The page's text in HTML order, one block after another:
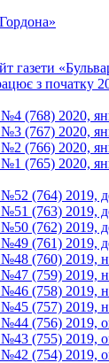
газети
з початку
(768) 2020,
(767) 2020,
(766) 2020,
(765) 2020,
(764) 2019,
(763) 2019,
(762) 2019,
(761) 2019,
(760) 2019,
(759) 2019,
(758) 2019,
(757) 2019,
(756) 2019,
(755) 2019,
(754) 2019,